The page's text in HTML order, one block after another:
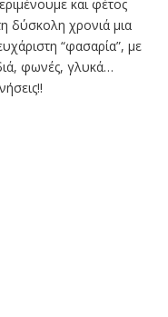
και φέτος
δύσκολη χρονιά μια
“φασαρία”, με
φωνές, γλυκά…